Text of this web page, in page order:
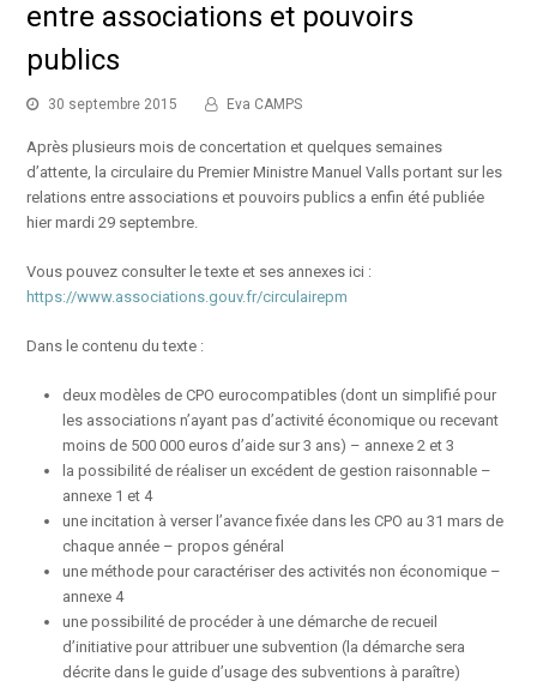
entre associations et pouvoirs
publics
30 septembre 2015 Eva CAMPS
Après plusieurs mois de concertation et quelques semaines
d’attente, la circulaire du Premier Ministre Manuel Valls portant sur les
relations entre associations et pouvoirs publics a enfin été publiée
hier mardi 29 septembre.
Vous pouvez consulter le texte et ses annexes ici :
https://www.associations.gouv.fr/circulairepm
Dans le contenu du texte :
deux modèles de CPO eurocompatibles (dont un simplifié pour
les associations n’ayant pas d’activité économique ou recevant
moins de 500 000 euros d’aide sur 3 ans) – annexe 2 et 3
la possibilité de réaliser un excédent de gestion raisonnable –
annexe 1 et 4
une incitation à verser l’avance fixée dans les CPO au 31 mars de
chaque année – propos général
une méthode pour caractériser des activités non économique –
annexe 4
une possibilité de procéder à une démarche de recueil
d’initiative pour attribuer une subvention (la démarche sera
décrite dans le guide d’usage des subventions à paraître)